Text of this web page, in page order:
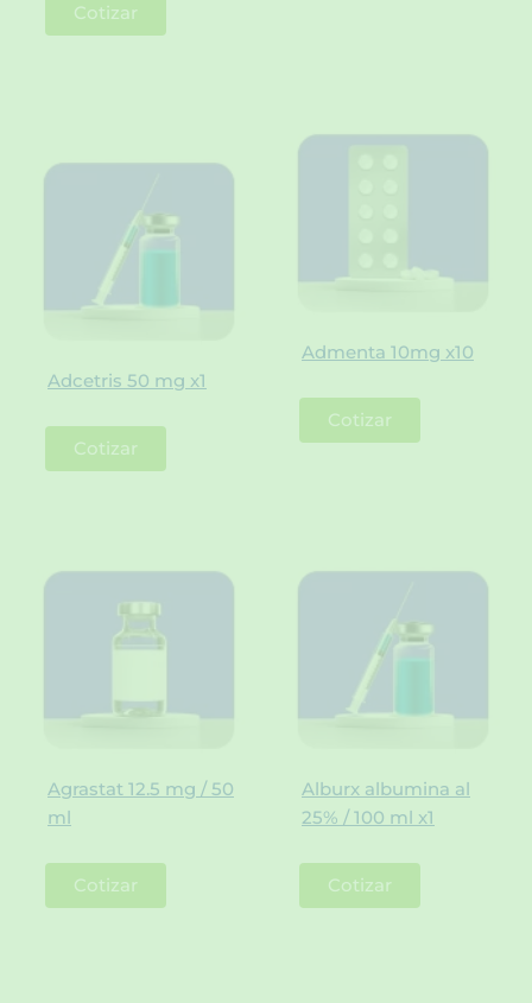
Cotizar
Adcetris 50 mg x1
Cotizar
Admenta 10mg x10
Cotizar
Agrastat 12.5 mg / 50
ml
Cotizar
Alburx albumina al
25% / 100 ml x1
Cotizar